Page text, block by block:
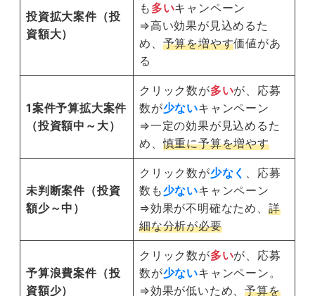
投資拡大案件（投
資額大）
も 多いキャンペーン
⇒高い効果が見込めるた
め、 予算を増やす価値があ
る
1案件予算拡大案件
（投資額中～大）
クリック数が多いが、応募
数が少ないキャンペーン
⇒一定の効果が見込めるた
め、慎重に予算を増やす
未判断案件（投資
額少～中）
クリック数が少なく 、応募
数も少ないキャンペーン
⇒効果が不明確なため、 詳
細な分析が必要
予算浪費案件（投
資額少）
クリック数が多いが、応募
数が少ないキャンペーン。
⇒効果が低いため、予算を